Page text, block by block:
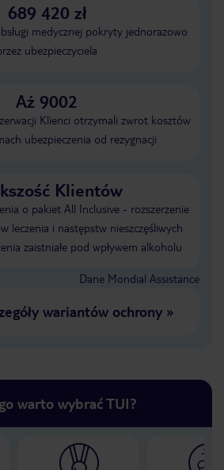
689 420 zł
medycznej pokryty jednorazowo
ubezpieczyciela
Aż 9002
Klienci otrzymali zwrot kosztów
ubezpieczenia od rezygnacji
Klientów
o pakiet All Inclusive - rozszerzenie
leczenia i następstw nieszczęśliwych
zaistniałe pod wpływem alkoholu
Dane Mondial Assistance
wariantów ochrony»
warto wybrać TUI?